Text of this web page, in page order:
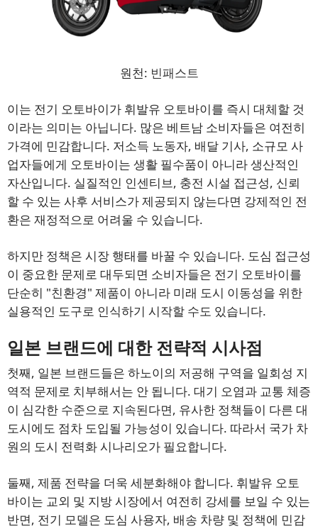
원천: 빈패스트
이는 전기 오토바이가 휘발유 오토바이를 즉시 대체할 것
이라는 의미는 아닙니다. 많은 베트남 소비자들은 여전히
가격에 민감합니다. 저소득 노동자, 배달 기사, 소규모 사
업자들에게 오토바이는 생활 필수품이 아니라 생산적인
자산입니다. 실질적인 인센티브, 충전 시설 접근성, 신뢰
할 수 있는 사후 서비스가 제공되지 않는다면 강제적인 전
환은 재정적으로 어려울 수 있습니다.
하지만 정책은 시장 행태를 바꿀 수 있습니다. 도심 접근성
이 중요한 문제로 대두되면 소비자들은 전기 오토바이를
단순히 "친환경" 제품이 아니라 미래 도시 이동성을 위한
실용적인 도구로 인식하기 시작할 수도 있습니다.
일본 브랜드에 대한 전략적 시사점
첫째, 일본 브랜드들은 하노이의 저공해 구역을 일회성 지
역적 문제로 치부해서는 안 됩니다. 대기 오염과 교통 체증
이 심각한 수준으로 지속된다면, 유사한 정책들이 다른 대
도시에도 점차 도입될 가능성이 있습니다. 따라서 국가 차
원의 도시 전력화 시나리오가 필요합니다.
둘째, 제품 전략을 더욱 세분화해야 합니다. 휘발유 오토
바이는 교외 및 지방 시장에서 여전히 강세를 보일 수 있는
반면, 전기 모델은 도심 사용자, 배송 차량 및 정책에 민감